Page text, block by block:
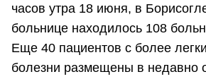
часов утра 18 июня, в
больнице находилось 108
Еще 40 пациентов с более
болезни размещены в недавно